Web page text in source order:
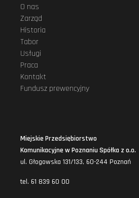
O nas
Zarząd
Historia
Tabor
Usługi
Praca
Kontakt
Fundusz prewencyjny
Miejskie Przedsiębiorstwo
Komunikacyjne w Poznaniu Spółka z o.o.
ul. Głogowska 131/133, 60-244 Poznań
tel. 61 839 60 00